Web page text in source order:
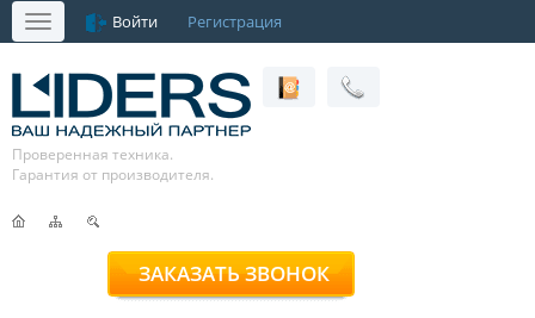
Меню Войти Регистрация
Проверенная техника.
Гарантия от производителя.
ЗАКАЗАТЬ ЗВОНОК